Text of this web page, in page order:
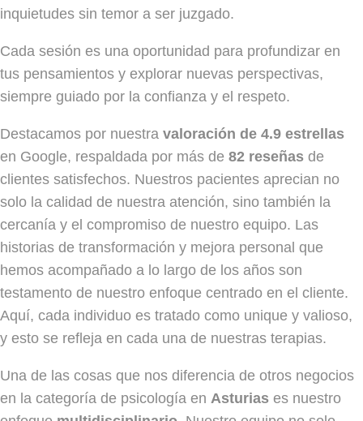
inquietudes sin temor a ser juzgado.
Cada sesión es una oportunidad para profundizar en
tus pensamientos y explorar nuevas perspectivas,
siempre guiado por la confianza y el respeto.
Destacamos por nuestra valoración de 4.9 estrellas
en Google, respaldada por más de 82 reseñas de
clientes satisfechos. Nuestros pacientes aprecian no
solo la calidad de nuestra atención, sino también la
cercanía y el compromiso de nuestro equipo. Las
historias de transformación y mejora personal que
hemos acompañado a lo largo de los años son
testamento de nuestro enfoque centrado en el cliente.
Aquí, cada individuo es tratado como unique y valioso,
y esto se refleja en cada una de nuestras terapias.
Una de las cosas que nos diferencia de otros negocios
en la categoría de psicología en Asturias es nuestro